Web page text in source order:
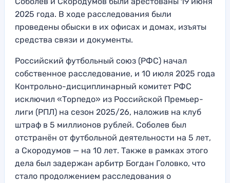
2025 года. В ходе расследования были
проведены обыски в их офисах и домах, изъяты
средства связи и документы.
Российский футбольный союз (РФС) начал
собственное расследование, и 10 июля 2025 года
Контрольно-дисциплинарный комитет РФС
исключил «Торпедо» из Российской Премьер-
лиги (РПЛ) на сезон 2025/26, наложив на клуб
штраф в 5 миллионов рублей. Соболев был
отстранён от футбольной деятельности на 5 лет,
а Скородумов — на 10 лет. Также в рамках этого
дела был задержан арбитр Богдан Головко, что
стало продолжением расследования о